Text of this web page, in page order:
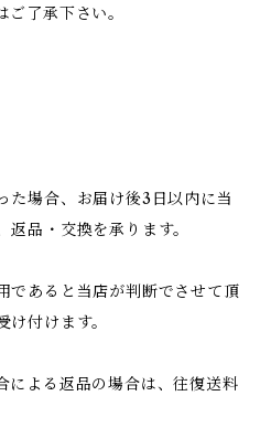
了承下さい。
た場合、お届け後3日以内に当
品・交換を承ります。
であると当店が判断でさせて頂
付けます。
による返品の場合は、往復送料